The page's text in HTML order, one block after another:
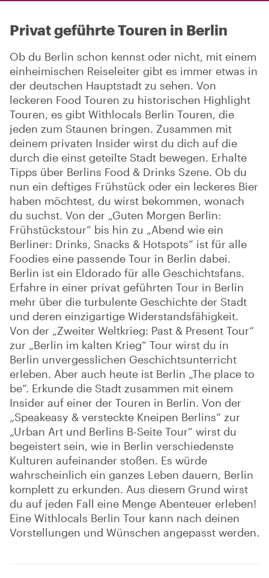
Privat geführte Touren in Berlin
Ob du Berlin schon kennst oder nicht, mit einem
einheimischen Reiseleiter gibt es immer etwas in
der deutschen Hauptstadt zu sehen. Von
leckeren Food Touren zu historischen Highlight
Touren, es gibt Withlocals Berlin Touren, die
jeden zum Staunen bringen. Zusammen mit
deinem privaten Insider wirst du dich auf die
durch die einst geteilte Stadt bewegen. Erhalte
Tipps über Berlins Food & Drinks Szene. Ob du
nun ein deftiges Frühstück oder ein leckeres Bier
haben möchtest, du wirst bekommen, wonach
du suchst. Von der „Guten Morgen Berlin:
Frühstückstour“ bis hin zu „Abend wie ein
Berliner: Drinks, Snacks & Hotspots“ ist für alle
Foodies eine passende Tour in Berlin dabei.
Berlin ist ein Eldorado für alle Geschichtsfans.
Erfahre in einer privat geführten Tour in Berlin
mehr über die turbulente Geschichte der Stadt
und deren einzigartige Widerstandsfähigkeit.
Von der „Zweiter Weltkrieg: Past & Present Tour“
zur „Berlin im kalten Krieg“ Tour wirst du in
Berlin unvergesslichen Geschichtsunterricht
erleben. Aber auch heute ist Berlin „The place to
be“. Erkunde die Stadt zusammen mit einem
Insider auf einer der Touren in Berlin. Von der
„Speakeasy & versteckte Kneipen Berlins“ zur
„Urban Art und Berlins B-Seite Tour“ wirst du
begeistert sein, wie in Berlin verschiedenste
Kulturen aufeinander stoßen. Es würde
wahrscheinlich ein ganzes Leben dauern, Berlin
komplett zu erkunden. Aus diesem Grund wirst
du auf jeden Fall eine Menge Abenteuer erleben!
Eine Withlocals Berlin Tour kann nach deinen
Vorstellungen und Wünschen angepasst werden.